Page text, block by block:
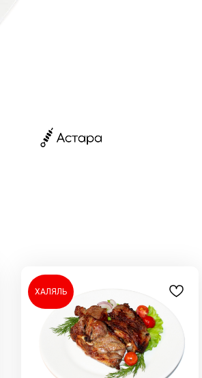
ХАЛЯЛЬ